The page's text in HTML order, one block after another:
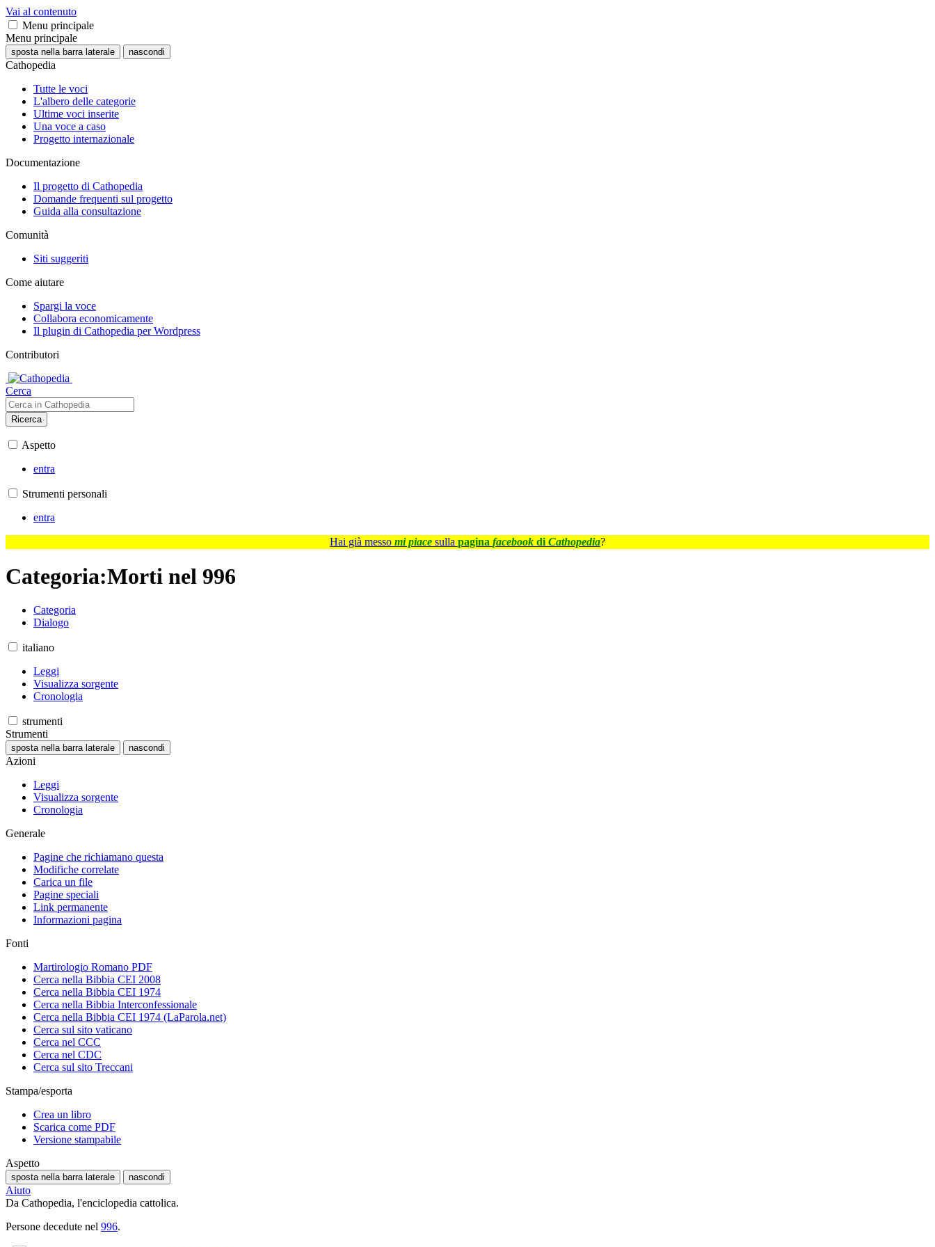
Vai al contenuto
Menu principale
Menu principale
sposta nella barra laterale nascondi
Cathopedia
Tutte le voci
L'albero delle categorie
Ultime voci inserite
Una voce a caso
Progetto internazionale
Documentazione
Il progetto di Cathopedia
Domande frequenti sul progetto
Guida alla consultazione
Comunità
Siti suggeriti
Come aiutare
Spargi la voce
Collabora economicamente
Il plugin di Cathopedia per Wordpress
Contributori
Cerca
Ricerca
Aspetto
entra
Strumenti personali
entra
Hai già messo mi piace sulla pagina facebook di Cathopedia?
Categoria:Morti nel 996
Categoria
Dialogo
italiano
Leggi
Visualizza sorgente
Cronologia
strumenti
Strumenti
sposta nella barra laterale nascondi
Azioni
Leggi
Visualizza sorgente
Cronologia
Generale
Pagine che richiamano questa
Modifiche correlate
Carica un file
Pagine speciali
Link permanente
Informazioni pagina
Fonti
Martirologio Romano PDF
Cerca nella Bibbia CEI 2008
Cerca nella Bibbia CEI 1974
Cerca nella Bibbia Interconfessionale
Cerca nella Bibbia CEI 1974 (LaParola.net)
Cerca sul sito vaticano
Cerca nel CCC
Cerca nel CDC
Cerca sul sito Treccani
Stampa/esporta
Crea un libro
Scarica come PDF
Versione stampabile
Aspetto
sposta nella barra laterale nascondi
Aiuto
Da Cathopedia, l'enciclopedia cattolica.
Persone decedute nel 996.